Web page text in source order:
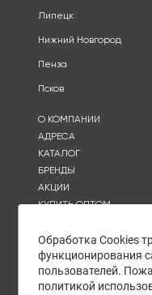
Липецк
Нижний Новгород
Пенза
Псков
О КОМПАНИИ
АДРЕСА
КАТАЛОГ
БРЕНДЫ
АКЦИИ
КУПИТЬ ОПТОМ
КОНТАКТЫ
Обработка Cookies
функционирования
пользователей.
политикой